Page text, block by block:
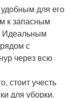
для его
к запасным
Идеальным
с
через всю
стоит учесть
для уборки.